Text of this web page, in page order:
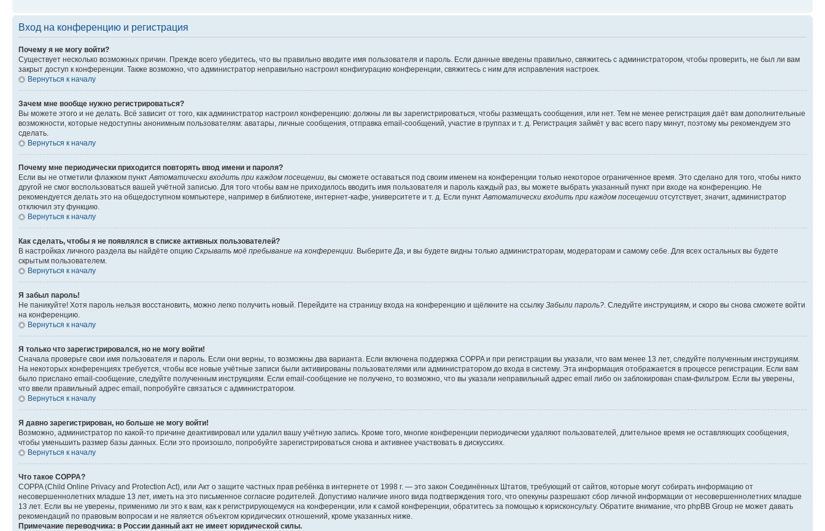
Вход на конференцию и регистрация
Почему я не могу войти?
Существует несколько возможных причин. Прежде всего убедитесь, что вы правильно вводите имя пользователя и пароль. Если данные введены правильно, свяжитесь с администратором, чтобы проверить, не был ли вам
закрыт доступ к конференции. Также возможно, что администратор неправильно настроил конфигурацию конференции, свяжитесь с ним для исправления настроек.
Вернуться к началу
Зачем мне вообще нужно регистрироваться?
Вы можете этого и не делать. Всё зависит от того, как администратор настроил конференцию: должны ли вы зарегистрироваться, чтобы размещать сообщения, или нет. Тем не менее регистрация даёт вам дополнительные
возможности, которые недоступны анонимным пользователям: аватары, личные сообщения, отправка email-сообщений, участие в группах и т. д. Регистрация займёт у вас всего пару минут, поэтому мы рекомендуем это
сделать.
Вернуться к началу
Почему мне периодически приходится повторять ввод имени и пароля?
Если вы не отметили флажком пунктАвтоматически входить при каждом посещении, вы сможете оставаться под своим именем на конференции только некоторое ограниченное время. Это сделано для того, чтобы никто
другой не смог воспользоваться вашей учётной записью. Для того чтобы вам не приходилось вводить имя пользователя и пароль каждый раз, вы можете выбрать указанный пункт при входе на конференцию. Не
рекомендуется делать это на общедоступном компьютере, например в библиотеке, интернет-кафе, университете и т. д. Если пунктАвтоматически входить при каждом посещении отсутствует, значит, администратор
отключил эту функцию.
Вернуться к началу
Как сделать, чтобы я не появлялся в списке активных пользователей?
В настройках личного раздела вы найдёте опцию Скрывать моё пребывание на конференции. ВыберитеДа, и вы будете видны только администраторам, модераторам и самому себе. Для всех остальных вы будете
скрытым пользователем.
Вернуться к началу
Я забыл пароль!
Не паникуйте! Хотя пароль нельзя восстановить, можно легко получить новый. Перейдите на страницу входа на конференцию и щёлкните на ссылку Забыли пароль?. Следуйте инструкциям, и скоро вы снова сможете войти
на конференцию.
Вернуться к началу
Я только что зарегистрировался, но не могу войти!
Сначала проверьте свои имя пользователя и пароль. Если они верны, то возможны два варианта. Если включена поддержка COPPA и при регистрации вы указали, что вам менее 13 лет, следуйте полученным инструкциям.
На некоторых конференциях требуется, чтобы все новые учётные записи были активированы пользователями или администратором до входа в систему. Эта информация отображается в процессе регистрации. Если вам
было прислано email-сообщение, следуйте полученным инструкциям. Если email-сообщение не получено, то возможно, что вы указали неправильный адрес email либо он заблокирован спам-фильтром. Если вы уверены,
что ввели правильный адрес email, попробуйте связаться с администратором.
Вернуться к началу
Я давно зарегистрирован, но больше не могу войти!
Возможно, администратор по какой-то причине деактивировал или удалил вашу учётную запись. Кроме того, многие конференции периодически удаляют пользователей, длительное время не оставляющих сообщения,
чтобы уменьшить размер базы данных. Если это произошло, попробуйте зарегистрироваться снова и активнее участвовать в дискуссиях.
Вернуться к началу
Что такое COPPA?
COPPA (Child Online Privacy and Protection Act), или Акт о защите частных прав ребёнка в интернете от 1998 г. — это закон Соединённых Штатов, требующий от сайтов, которые могут собирать информацию от
несовершеннолетних младше 13 лет, иметь на это письменное согласие родителей. Допустимо наличие иного вида подтверждения того, что опекуны разрешают сбор личной информации от несовершеннолетних младше
13 лет. Если вы не уверены, применимо ли это к вам, как к регистрирующемуся на конференции, или к самой конференции, обратитесь за помощью к юрисконсульту. Обратите внимание, что phpBB Group не может давать
рекомендаций по правовым вопросам и не является объектом юридических отношений, кроме указанных ниже.
Примечание переводчика: в России данный акт не имеет юридической силы.